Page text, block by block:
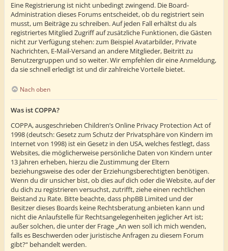
Eine Registrierung ist nicht unbedingt zwingend. Die Board-
Administration dieses Forums entscheidet, ob du registriert sein
musst, um Beiträge zu schreiben. Auf jeden Fall erhältst du als
registriertes Mitglied Zugriff auf zusätzliche Funktionen, die Gästen
nicht zur Verfügung stehen: zum Beispiel Avatarbilder, Private
Nachrichten, E-Mail-Versand an andere Mitglieder, Beitritt zu
Benutzergruppen und so weiter. Wir empfehlen dir eine Anmeldung,
da sie schnell erledigt ist und dir zahlreiche Vorteile bietet.
Nach oben
Was ist COPPA?
COPPA, ausgeschrieben Children’s Online Privacy Protection Act of
1998 (deutsch: Gesetz zum Schutz der Privatsphäre von Kindern im
Internet von 1998) ist ein Gesetz in den USA, welches festlegt, dass
Websites, die möglicherweise persönliche Daten von Kindern unter
13 Jahren erheben, hierzu die Zustimmung der Eltern
beziehungsweise des oder der Erziehungsberechtigten benötigen.
Wenn du dir unsicher bist, ob dies auf dich oder die Website, auf der
du dich zu registrieren versuchst, zutrifft, ziehe einen rechtlichen
Beistand zu Rate. Bitte beachte, dass phpBB Limited und der
Besitzer dieses Boards keine Rechtsberatung anbieten kann und
nicht die Anlaufstelle für Rechtsangelegenheiten jeglicher Art ist;
außer solchen, die unter der Frage „An wen soll ich mich wenden,
falls es Beschwerden oder juristische Anfragen zu diesem Forum
gibt?“ behandelt werden.